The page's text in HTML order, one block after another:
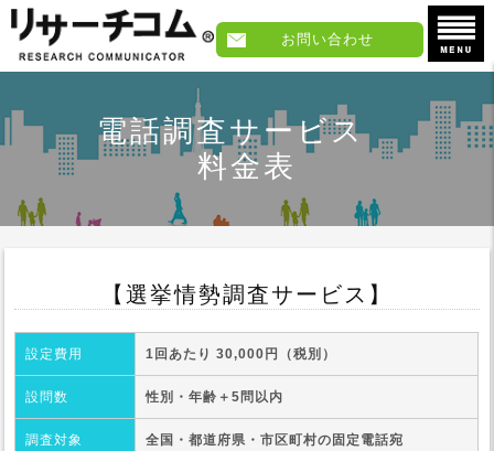
お問い合わせ
電話調査サービス
料金表
【選挙情勢調査サービス】
設定費用 1回あたり 30,000円（税別）
設問数 性別・年齢＋5問以内
調査対象 全国・都道府県・市区町村の固定電話宛